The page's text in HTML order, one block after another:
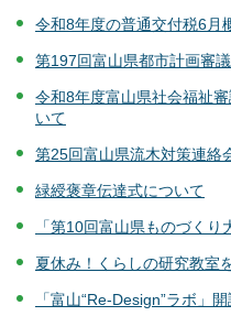
令和8年度の普通交付税6月
第197回富山県都市計画審
令和8年度富山県社会福祉
いて
第25回富山県流木対策連絡
緑綬褒章伝達式について
「第10回富山県ものづくり
夏休み！くらしの研究教室
「富山“Re-Design”ラボ」